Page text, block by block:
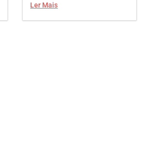
Ler Mais